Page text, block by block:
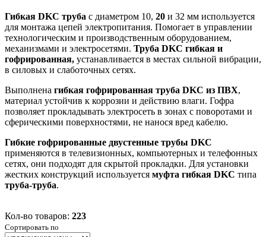
Гибкая DKC труба с диаметром 10, 20 и 32 мм используется
для монтажа цепей электропитания. Помогает в управлении
технологическим и производственным оборудованием,
механизмами и электросетями. Труба DKC гибкая и
гофрированная, устанавливается в местах сильной вибрации,
в силовых и слаботочных сетях.
Выполнена гибкая гофрированная труба DKC из ПВХ,
материал устойчив к коррозии и действию влаги. Гофра
позволяет прокладывать электросеть в зонах с поворотами и
сферическими поверхностями, не нанося вред кабелю.
Гибкие гофрированные двустенные трубы DKC
применяются в телевизионных, компьютерных и телефонных
сетях, они подходят для скрытой прокладки. Для установки
жестких конструкций используется муфта гибкая DKC типа
труба-труба.
Кол-во товаров: 223
Сортировать по